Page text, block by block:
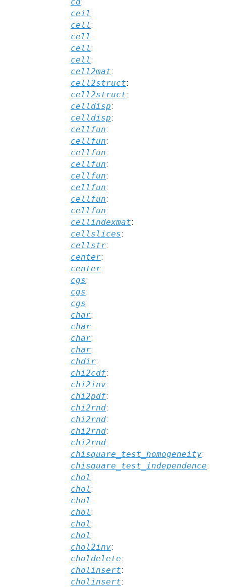
ceil:
cell:
cell:
cell:
cell:
cell2mat:
cell2struct:
cell2struct:
celldisp:
celldisp:
cellfun:
cellfun:
cellfun:
cellfun:
cellfun:
cellfun:
cellfun:
cellfun:
cellindexmat:
cellslices:
cellstr:
center:
center:
cgs:
cgs:
cgs:
char:
char:
char:
char:
chdir:
chi2cdf:
chi2inv:
chi2pdf:
chi2rnd:
chi2rnd:
chi2rnd:
chi2rnd:
chisquare_test_homogeneity:
chisquare_test_independence:
chol:
chol:
chol:
chol:
chol:
chol:
chol2inv:
choldelete:
cholinsert:
cholinsert: